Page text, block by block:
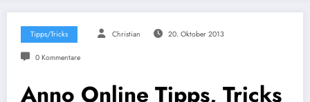
Tipps/Tricks Christian 20. Oktober 2013
0 Kommentare
Anno Online Tipps, Tricks